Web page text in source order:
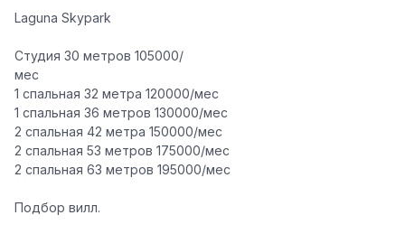
Laguna Skypark
Студия 30 метров 105000/
мес
1 спальная 32 метра 120000/мес
1 спальная 36 метров 130000/мес
2 спальная 42 метра 150000/мес
2 спальная 53 метров 175000/мес
2 спальная 63 метров 195000/мес
Подбор вилл.